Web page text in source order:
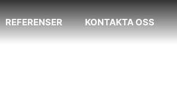
REFERENSER KONTAKTA OSS